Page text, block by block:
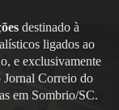
destinado à
ligados ao
e exclusivamente
Jornal Correio do
em Sombrio/SC.